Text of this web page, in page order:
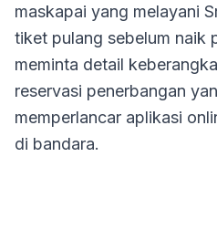
maskapai yang melayani
tiket pulang sebelum naik
meminta detail
reservasi penerbangan
memperlancar aplikasi
di bandara.